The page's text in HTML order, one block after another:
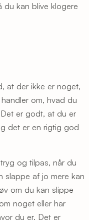
du kan blive klogere
at der ikke er noget,
om, hvad du
er godt, at du er
det er en rigtig god
og tilpas, når du
slappe af jo mere kan
om du kan slippe
noget eller har
du er. Det er